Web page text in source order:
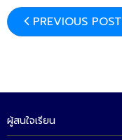
- SDU Zero Waste
PREVIOUS POST
ผู้สนใจเรียน